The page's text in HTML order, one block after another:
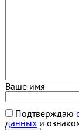
Ваше имя
Подтверждаю
данныхи